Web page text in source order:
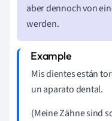
aber dennoch von
werden.
Misdientesestán
unaparatodental.
(Meine Zähne sind